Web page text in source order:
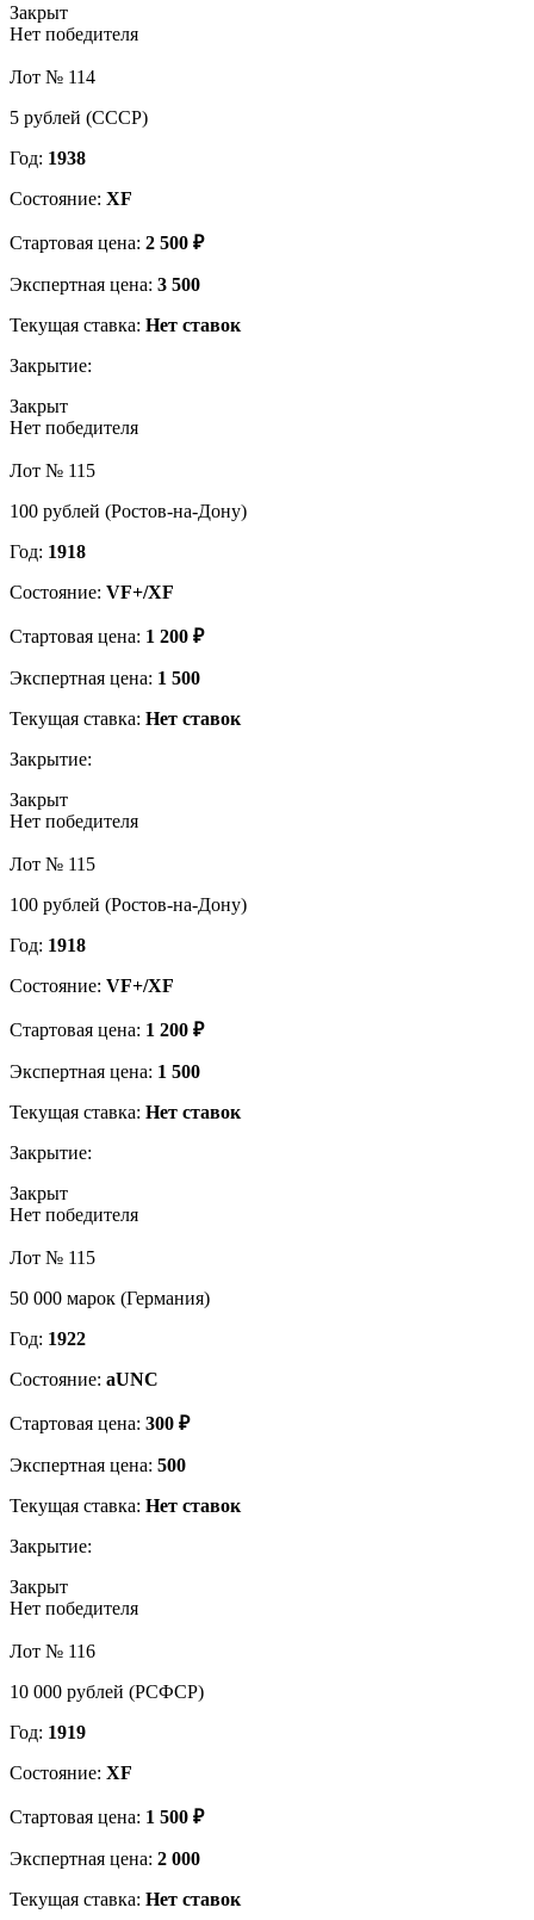
Закрыт
Нет победителя
Лот № 114
5 рублей (СССР)
Год: 1938
Состояние: XF
Стартовая цена: 2 500 ₽
Экспертная цена: 3 500
Текущая ставка: Нет ставок
Закрытие:
Закрыт
Нет победителя
Лот № 115
100 рублей (Ростов-на-Дону)
Год: 1918
Состояние: VF+/XF
Стартовая цена: 1 200 ₽
Экспертная цена: 1 500
Текущая ставка: Нет ставок
Закрытие:
Закрыт
Нет победителя
Лот № 115
100 рублей (Ростов-на-Дону)
Год: 1918
Состояние: VF+/XF
Стартовая цена: 1 200 ₽
Экспертная цена: 1 500
Текущая ставка: Нет ставок
Закрытие:
Закрыт
Нет победителя
Лот № 115
50 000 марок (Германия)
Год: 1922
Состояние: aUNC
Стартовая цена: 300 ₽
Экспертная цена: 500
Текущая ставка: Нет ставок
Закрытие:
Закрыт
Нет победителя
Лот № 116
10 000 рублей (РСФСР)
Год: 1919
Состояние: XF
Стартовая цена: 1 500 ₽
Экспертная цена: 2 000
Текущая ставка: Нет ставок